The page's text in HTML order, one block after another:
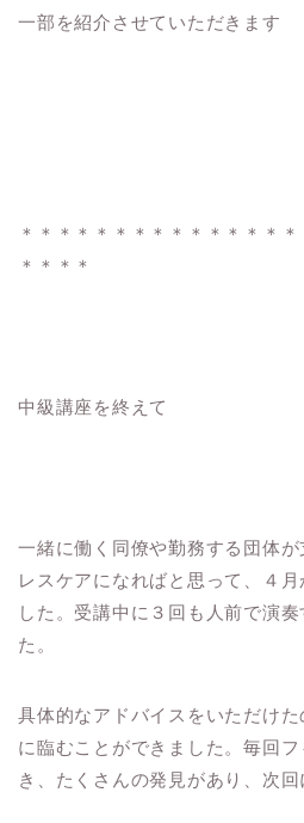
一部を紹介させていただきます
＊＊＊＊＊＊＊＊＊＊＊＊＊＊
＊＊＊＊
中級講座を終えて
一緒に働く同僚や勤務する団体
レスケアになればと思って、４
した。受講中に３回も人前で演
た。
具体的なアドバイスをいただけ
に臨むことができました。毎回
き、たくさんの発見があり、次回